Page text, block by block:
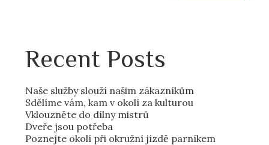
Recent Posts
Naše služby slouží našim zákazníkům
Sdělíme vám, kam v okolí za kulturou
Vklouzněte do dílny mistrů
Dveře jsou potřeba
Poznejte okolí při okružní jízdě parníkem